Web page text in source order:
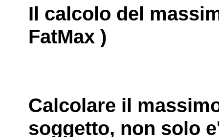
Il calcolo del
FatMax )
Calcolare il
soggetto, non solo